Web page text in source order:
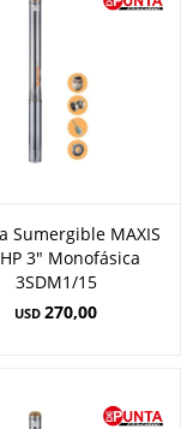
Sumergible MAXIS
3" Monofásica
3SDM1/15
USD 270,00